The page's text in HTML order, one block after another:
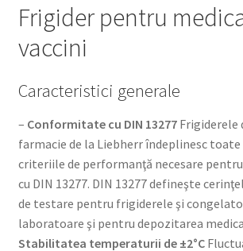
Frigider pentru
vaccini
Caracteristici generale
– Conformitate cu DIN 13277Frigiderele
farmacie de la Liebherr îndeplinesc
criteriile de performanţă necesare
cu DIN 13277. DIN 13277 defineşte
de testare pentru frigiderele şi
laboratoare şi pentru depozitarea
Stabilitatea temperaturii de ±2°C